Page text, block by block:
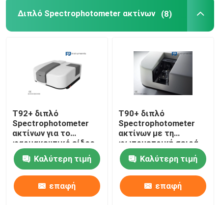
Διπλό Spectrophotometer ακτίνων (8)
T92+ διπλό
Spectrophotometer
ακτίνων για το
φαρμακευτικό είδος,
ανιχνευτής PMT
Καλύτερη τιμή
επαφή
T90+ διπλό
Spectrophotometer
ακτίνων με τη
φωτομετρική σειρά
-4.0-4.0Abs & του
υψηλού ψηφίσματος
Καλύτερη τιμή
επαφή